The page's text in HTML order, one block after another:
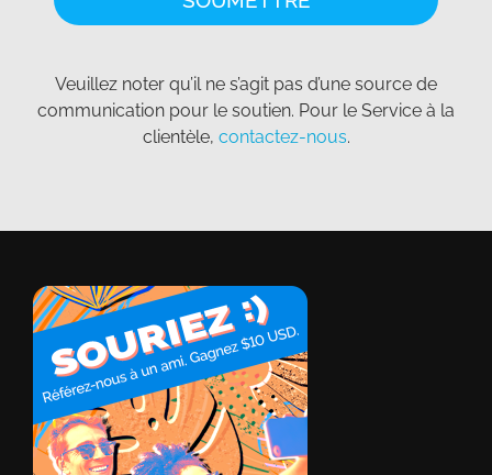
Veuillez noter qu’il ne s’agit pas d’une source de
communication pour le soutien. Pour le Service à la
clientèle, contactez-nous.